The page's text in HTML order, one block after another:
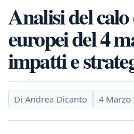
Analisi del
europei del 4
impatti e
Di Andrea Dicanto 4 Marzo